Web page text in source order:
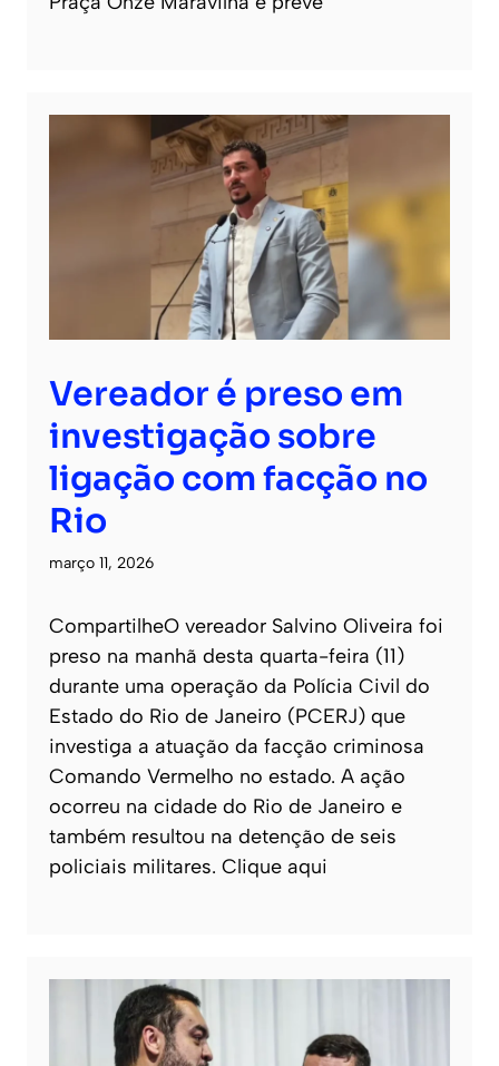
Vereador é preso em
investigação sobre
ligação com facção no
Rio
março 11, 2026
CompartilheO vereador Salvino Oliveira foi
preso na manhã desta quarta-feira (11)
durante uma operação da Polícia Civil do
Estado do Rio de Janeiro (PCERJ) que
investiga a atuação da facção criminosa
Comando Vermelho no estado. A ação
ocorreu na cidade do Rio de Janeiro e
também resultou na detenção de seis
policiais militares. Clique aqui